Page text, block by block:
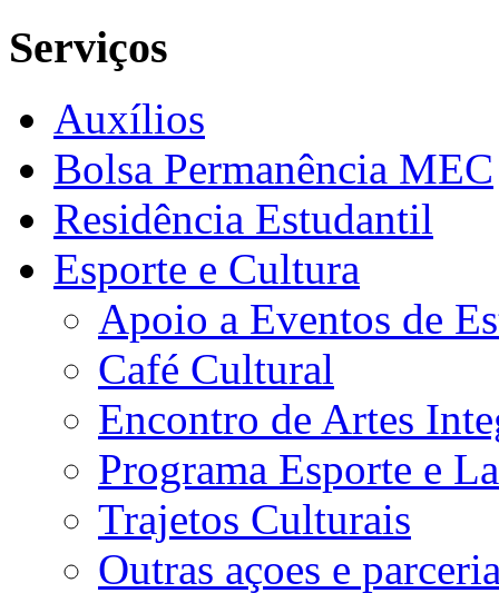
Serviços
Auxílios
Bolsa Permanência MEC
Residência Estudantil
Esporte e Cultura
Apoio a Eventos de
Café Cultural
Encontro de Artes
Programa Esporte e
Trajetos Culturais
Outras açoes e